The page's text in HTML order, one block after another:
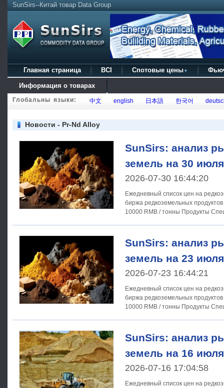
SunSirs--Китай товар Data Group
Главная страница BCI Спотовые цены ▼
Информация о товарах
Глобальны языки: 中文 english 日本語 한국어
Новости - Pr-Nd Alloy
SunSirs: анализ
земель на 30 июля
2026-07-30 16:44:20
Ежедневный список цен на
биржа редкоземельных продуктов 30 июля 2026 года Единица:
10000 RMB / тонны Продукты Спецификации Самая высокая
SunSirs: анализ
земель на 23 июля
2026-07-23 16:44:21
Ежедневный список цен на
биржа редкоземельных продуктов 23 июля 2026 г. Единица:
10000 RMB / тонны Продукты Спецификации Самая высокая
SunSirs: анализ
земель на 16 июля
2026-07-16 17:04:58
Ежедневный список цен на